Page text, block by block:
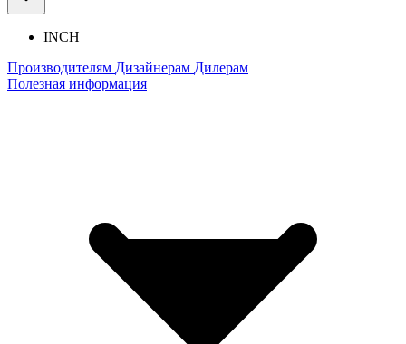
INCH
Производителям Дизайнерам Дилерам
Полезная информация